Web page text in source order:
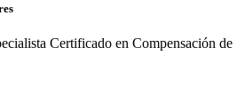
Certificado en Compensación de